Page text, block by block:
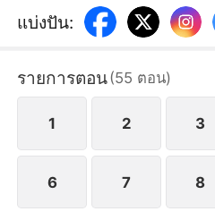
กลั่นแกล้ง โชคดีที่ศิวากรมักจะ
ได้ทันพอดี สุดท้ายความจริงก็ถู
แบ่งปัน:
รายการตอน(55 ตอน)
1 2 3
6 7 8